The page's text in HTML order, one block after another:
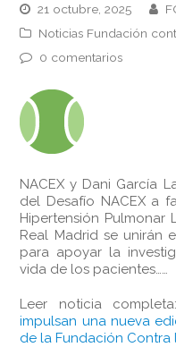
21 octubre, 2025
Noticias Fundación
0 comentarios
NACEX y Dani García
del Desafío NACEX a
Hipertensión Pulmonar
Real Madrid se unirán
para apoyar la
vida de los pacientes……
Leer noticia
impulsan una nueva
de la Fundación Contra